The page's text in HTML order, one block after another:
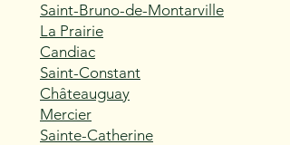
Saint-Bruno-de-Montarville
La Prairie
Candiac
Saint-Constant
Châteauguay
Mercier
Sainte-Catherine